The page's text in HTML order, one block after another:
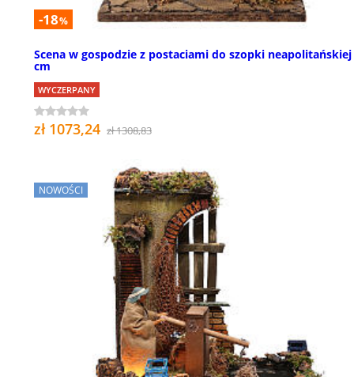
-18%
Scena w gospodzie z postaciami do szopki neapolitańskiej
cm
WYCZERPANY
zł 1073,24 zł 1308,83
NOWOŚCI